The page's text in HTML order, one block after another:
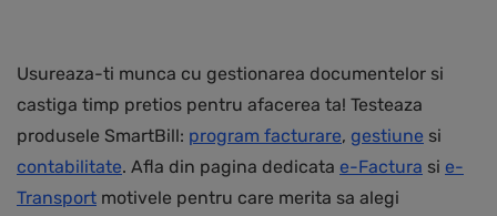
Usureaza-ti munca cu gestionarea documentelor si
castiga timp pretios pentru afacerea ta! Testeaza
produsele SmartBill: program facturare, gestiune si
contabilitate. Afla din pagina dedicata e-Factura si e-
Transport motivele pentru care merita sa alegi